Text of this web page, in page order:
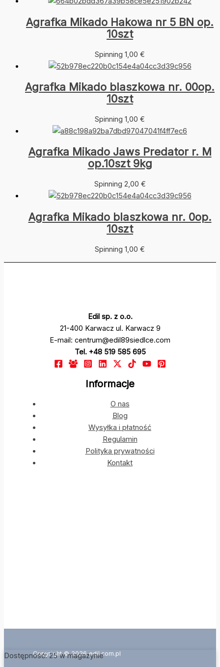
Agrafka Mikado Hakowa nr 5 BN op.
10szt
Spinning 1,00 €
Agrafka Mikado blaszkowa nr. 00op.
10szt
Spinning 1,00 €
Agrafka Mikado Jaws Predator r. M
op.10szt 9kg
Spinning 2,00 €
Agrafka Mikado blaszkowa nr. 0op.
10szt
Spinning 1,00 €
Edil sp. z o.o.
21-400 Karwacz ul. Karwacz 9
E-mail: centrum@edil89siedlce.com
Tel. +48 519 585 695
Informacje
O nas
Blog
Wysyłka i płatność
Regulamin
Polityka prywatności
Kontakt
Copyright © 2026 edil.com.pl
Dostępność: 25 w magazynie